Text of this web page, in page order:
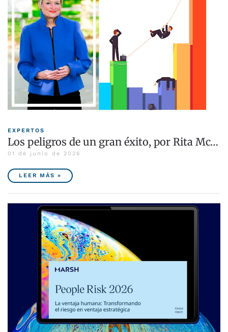
EXPERTOS
Los peligros de un gran éxito, por Rita Mc…
01 de junio de 2026
LEER MÁS »